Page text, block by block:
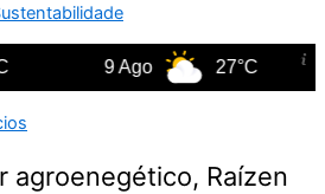
9 Ago 27°C
agroenegético, Raízen